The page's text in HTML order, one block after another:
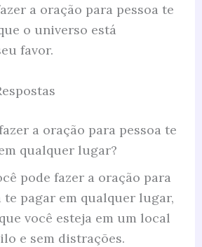
a oração para pessoa te
o universo está
favor.
a oração para pessoa te
qualquer lugar?
pode fazer a oração para
te pagar em qualquer lugar,
você esteja em um local
e sem distrações.